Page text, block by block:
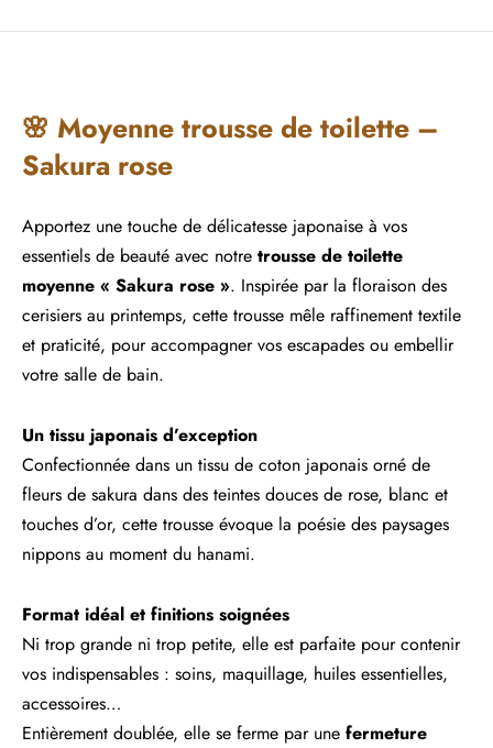
🌸 Moyenne trousse de toilette –
Sakura rose
Apportez une touche de délicatesse japonaise à vos
essentiels de beauté avec notre trousse de toilette
moyenne « Sakura rose ». Inspirée par la floraison des
cerisiers au printemps, cette trousse mêle raffinement textile
et praticité, pour accompagner vos escapades ou embellir
votre salle de bain.
Un tissu japonais d’exception
Confectionnée dans un tissu de coton japonais orné de
fleurs de sakura dans des teintes douces de rose, blanc et
touches d’or, cette trousse évoque la poésie des paysages
nippons au moment du hanami.
Format idéal et finitions soignées
Ni trop grande ni trop petite, elle est parfaite pour contenir
vos indispensables : soins, maquillage, huiles essentielles,
accessoires…
Entièrement doublée, elle se ferme par une fermeture